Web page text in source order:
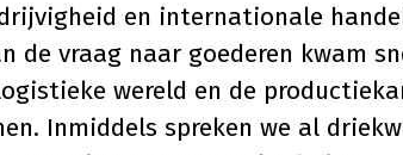
en internationale
de vraag naar goederen kwam
wereld en de
Inmiddels spreken we al